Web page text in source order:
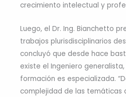
crecimiento intelectual y
Luego, el Dr. Ing. Bianchetto
trabajos plurisdisciplinarios
concluyó que desde hace
existe el Ingeniero
formación es especializada.
complejidad de las temáticas